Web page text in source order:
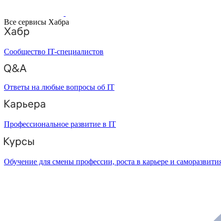
Все сервисы Хабра
Сообщество IT-специалистов
Ответы на любые вопросы об IT
Профессиональное развитие в IT
Обучение для смены профессии, роста в карьере и